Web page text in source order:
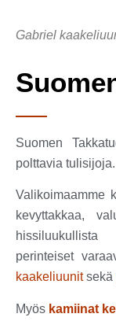
Suomen
polttavia tulisijoja.
Valikoimaamme
kevyttakkaa,
perinteiset
kaakeliuunitsekä
Myös kamiinat
Gabriel